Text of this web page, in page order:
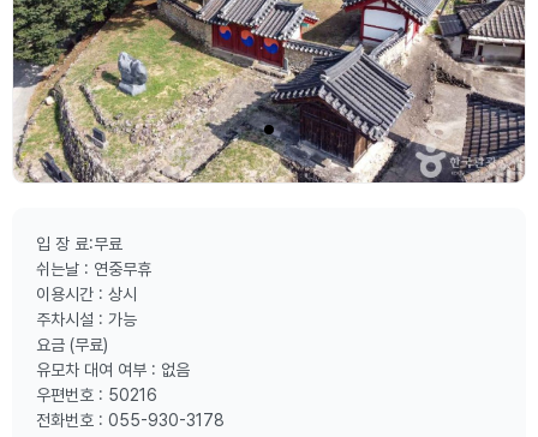
입 장 료:무료
쉬는날 : 연중무휴
이용시간 : 상시
주차시설 : 가능
요금 (무료)
유모차 대여 여부 : 없음
우편번호 : 50216
전화번호 : 055-930-3178